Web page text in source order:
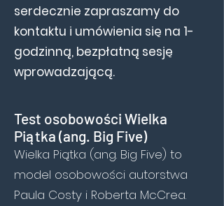
serdecznie zapraszamy do
kontaktu i umówienia się na 1-
godzinną, bezpłatną sesję
wprowadzającą.
Test osobowości Wielka
Piątka (ang. Big Five)
Wielka Piątka (ang. Big Five) to
model osobowości autorstwa
Paula Costy i Roberta McCrea.